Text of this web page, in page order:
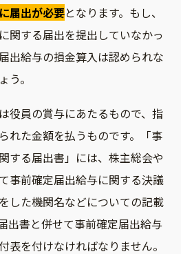
届出が必要となります。もし、
関する届出を提出していなかっ
出給与の損金算入は認められな
う。
役員の賞与にあたるもので、指
れた金額を払うものです。「事
する届出書」には、株主総会や
事前確定届出給与に関する決議
した機関名などについての記載
出書と併せて事前確定届出給与
表を付けなければなりません。